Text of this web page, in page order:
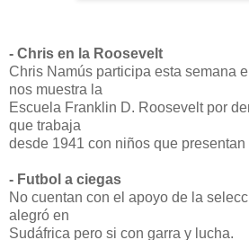
- Chris en la Roosevelt
Chris Namús participa esta semana
nos muestra la
Escuela Franklin D. Roosevelt por
que trabaja
desde 1941 con niños que
- Futbol a ciegas
No cuentan con el apoyo de la
alegró en
Sudáfrica pero si con garra y lucha.